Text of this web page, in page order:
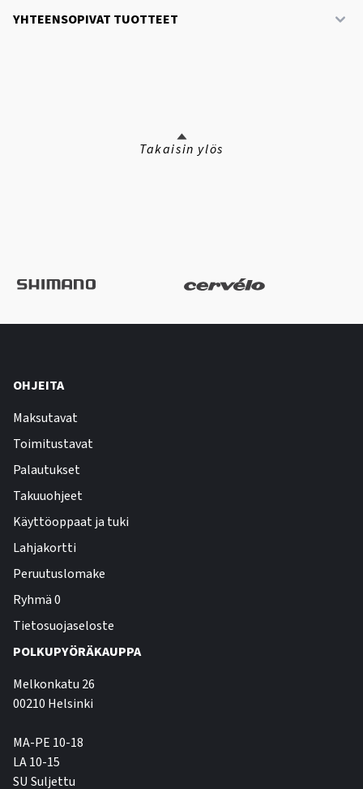
YHTEENSOPIVAT TUOTTEET
Takaisin ylös
OHJEITA
Maksutavat
Toimitustavat
Palautukset
Takuuohjeet
Käyttöoppaat ja tuki
Lahjakortti
Peruutuslomake
Ryhmä 0
Tietosuojaseloste
POLKUPYÖRÄKAUPPA
Melkonkatu 26
00210 Helsinki
MA-PE 10-18
LA 10-15
SU Suljettu